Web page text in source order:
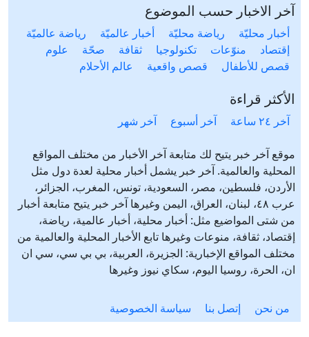
آخر الاخبار حسب الموضوع
أخبار محليّة رياضة محليّة أخبار عالميّة
رياضة عالميّة
إقتصاد
منوّعات تكنولوجيا ثقافة صحّة
علوم
قصص للأطفال
قصص واقعية عالم الأحلام
الأكثر قراءة
آخر ٢٤ ساعة آخر أسبوع آخر شهر
موقع آخر خبر يتيح لك متابعة آخر الأخبار من مختلف المواقع
المحلية والعالمية. آخر خبر يشمل أخبار محلية لعدة دول مثل
الأردن، فلسطين، مصر، السعودية، تونس، المغرب، الجزائر،
عرب ٤٨، لبنان، العراق، اليمن وغيرها آخر خبر يتيح متابعة أخبار
من شتى المواضيع مثل: أخبار محلية، أخبار عالمية، رياضة،
إقتصاد، ثقافة، منوعات وغيرها تابع الأخبار المحلية والعالمية من
مختلف المواقع الإخبارية: الجزيرة، العربية، بي بي سي، سي ان
ان، الحرة، روسيا اليوم، سكاي نيوز وغيرها
من نحن إتصل بنا سياسة الخصوصية